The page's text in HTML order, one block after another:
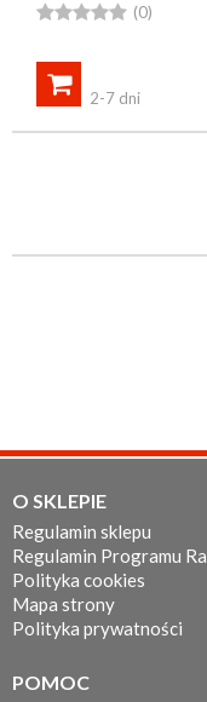
 (0)

2-7 dni
O SKLEPIE
Regulamin sklepu
Regulamin Programu
Polityka cookies
Mapa strony
Polityka prywatności
POMOC